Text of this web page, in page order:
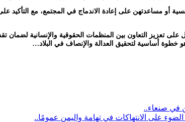
أو مساعدتهن على إعادة الاندماج في المجتمع، مع
تعزيز التعاون بين المنظمات الحقوقية والإنسانية لضمان
خطوة أساسية لتحقيق العدالة والإنصاف في البلاد…
في صنعاء..
على الانتهاكات في تهامة واليمن عمومًا..